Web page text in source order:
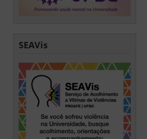
SEAVis